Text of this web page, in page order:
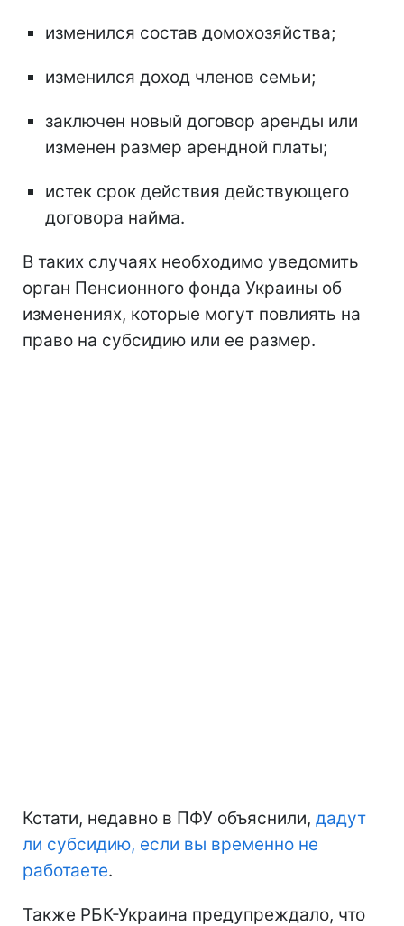
изменился состав домохозяйства;
изменился доход членов семьи;
заключен новый договор аренды или
изменен размер арендной платы;
истек срок действия действующего
договора найма.
В таких случаях необходимо уведомить
орган Пенсионного фонда Украины об
изменениях, которые могут повлиять на
право на субсидию или ее размер.
Кстати, недавно в ПФУ объяснили, дадут
ли субсидию, если вы временно не
работаете.
Также РБК-Украина предупреждало, что